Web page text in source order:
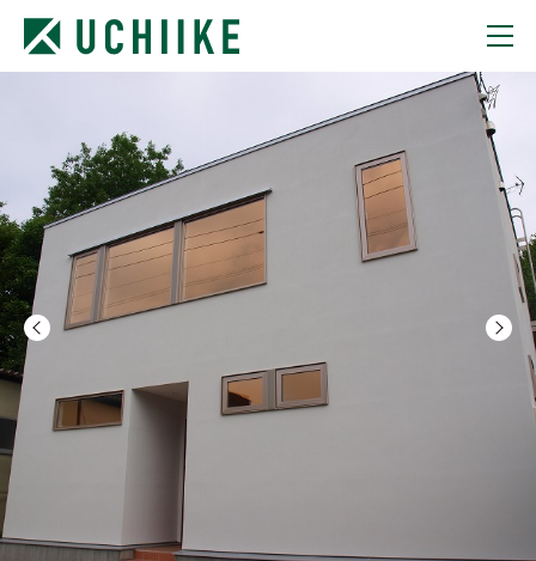
TOP
STATEMENT
BUILD CITY
HOUSE CREATION
COMPANY
RECRUIT